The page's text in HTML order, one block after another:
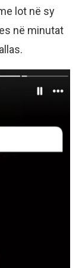
lot në sy
në minutat